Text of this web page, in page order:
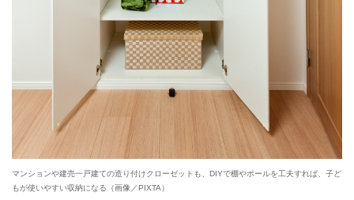
マンションや建売一戸建ての造り付けクローゼットも、DIYで棚やポールを工夫すれば、子ど
もが使いやすい収納になる（画像／PIXTA）